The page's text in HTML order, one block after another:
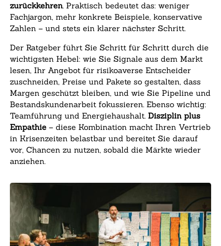
zurückkehren. Praktisch bedeutet das: weniger
Fachjargon, mehr konkrete Beispiele, konservative
Zahlen – und stets ein klarer nächster Schritt.
Der Ratgeber führt Sie Schritt für Schritt durch die
wichtigsten Hebel: wie Sie Signale aus dem Markt
lesen, Ihr Angebot für risikoaverse Entscheider
zuschneiden, Preise und Pakete so gestalten, dass
Margen geschützt bleiben, und wie Sie Pipeline und
Bestandskundenarbeit fokussieren. Ebenso wichtig:
Teamführung und Energiehaushalt. Disziplin plus
Empathie– diese Kombination macht Ihren Vertrieb
in Krisenzeiten belastbar und bereitet Sie darauf
vor, Chancen zu nutzen, sobald die Märkte wieder
anziehen.